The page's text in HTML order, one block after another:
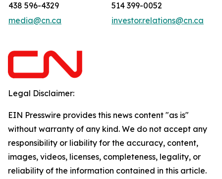
438 596-4329
514 399-0052
media@cn.ca
investor.relations@cn.ca
Legal Disclaimer:
EIN Presswire provides this news content "as is"
without warranty of any kind. We do not accept any
responsibility or liability for the accuracy, content,
images, videos, licenses, completeness, legality, or
reliability of the information contained in this article.